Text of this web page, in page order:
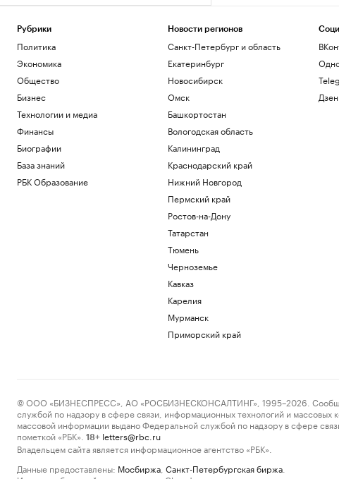
Рубрики
Политика
Экономика
Общество
Бизнес
Технологии и медиа
Финансы
Биографии
База знаний
РБК Образование
Новости регионов
Санкт-Петербург и область
Екатеринбург
Новосибирск
Омск
Башкортостан
Вологодская область
Калининград
Краснодарский край
Нижний Новгород
Пермский край
Ростов-на-Дону
Татарстан
Тюмень
Черноземье
Кавказ
Карелия
Мурманск
Приморский край
Дзен
© ООО «БИЗНЕСПРЕСС», АО «РОСБИЗНЕСКОНСАЛТИНГ», 1995–2026.
службой по надзору в сфере связи, информационных технологий и
массовой информации выдано Федеральной службой по надзору в сфере
пометкой «РБК».
18+ letters@rbc.ru
Владельцем сайта является информационное агентство «РБК».
Данные предоставлены: Мосбиржа Санкт-Петербургская биржа